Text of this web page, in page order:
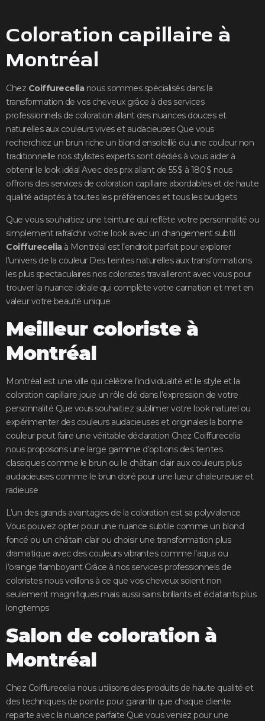
Coloration capillaire à
Montréal
Chez Coiffurecelianous sommes spécialisés dans la
transformation de vos cheveux grâce à des services
professionnels de coloration allant des nuances douces et
naturelles aux couleurs vives et audacieuses Que vous
recherchiez un brun riche un blond ensoleillé ou une couleur non
traditionnelle nos stylistes experts sont dédiés à vous aider à
obtenir le look idéal Avec des prix allant de 55 $ à 180 $ nous
offrons des services de coloration capillaire abordables et de haute
qualité adaptés à toutes les préférences et tous les budgets
Que vous souhaitiez une teinture qui reflète votre personnalité ou
simplement rafraîchir votre look avec un changement subtil
Coiffureceliaà Montréal est l’endroit parfait pour explorer
l’univers de la couleur Des teintes naturelles aux transformations
les plus spectaculaires nos coloristes travailleront avec vous pour
trouver la nuance idéale qui complète votre carnation et met en
valeur votre beauté unique
Meilleur coloriste à
Montréal
Montréal est une ville qui célèbre l’individualité et le style et la
coloration capillaire joue un rôle clé dans l’expression de votre
personnalité Que vous souhaitiez sublimer votre look naturel ou
expérimenter des couleurs audacieuses et originales la bonne
couleur peut faire une véritable déclaration Chez Coiffurecelia
nous proposons une large gamme d’options des teintes
classiques comme le brun ou le châtain clair aux couleurs plus
audacieuses comme le brun doré pour une lueur chaleureuse et
radieuse
L’un des grands avantages de la coloration est sa polyvalence
Vous pouvez opter pour une nuance subtile comme un blond
foncé ou un châtain clair ou choisir une transformation plus
dramatique avec des couleurs vibrantes comme l’aqua ou
l’orange flamboyant Grâce à nos services professionnels de
coloristes nous veillons à ce que vos cheveux soient non
seulement magnifiques mais aussi sains brillants et éclatants plus
longtemps
Salon de coloration à
Montréal
Chez Coiffurecelia nous utilisons des produits de haute qualité et
des techniques de pointe pour garantir que chaque cliente
reparte avec la nuance parfaite Que vous veniez pour une